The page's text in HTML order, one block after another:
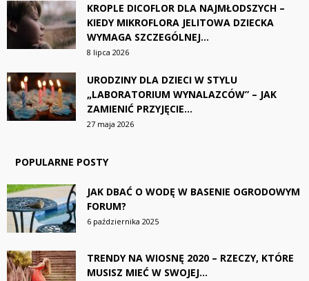
KROPLE DICOFLOR DLA NAJMŁODSZYCH –
KIEDY MIKROFLORA JELITOWA DZIECKA
WYMAGA SZCZEGÓLNEJ...
8 lipca 2026
URODZINY DLA DZIECI W STYLU
„LABORATORIUM WYNALAZCÓW” – JAK
ZAMIENIĆ PRZYJĘCIE...
27 maja 2026
POPULARNE POSTY
JAK DBAĆ O WODĘ W BASENIE OGRODOWYM
FORUM?
6 października 2025
TRENDY NA WIOSNĘ 2020 – RZECZY, KTÓRE
MUSISZ MIEĆ W SWOJEJ...